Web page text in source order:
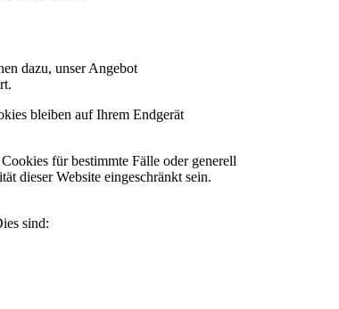
dazu, unser Angebot
bleiben auf Ihrem Endgerät
für bestimmte Fälle oder generell
dieser Website eingeschränkt sein.
sind: